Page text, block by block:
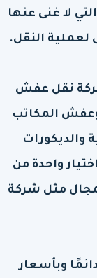
لا غنى عنها
النقل.
نقل عفش
المكاتب
والديكورات
واحدة من
مثل شركة
وبأسعار